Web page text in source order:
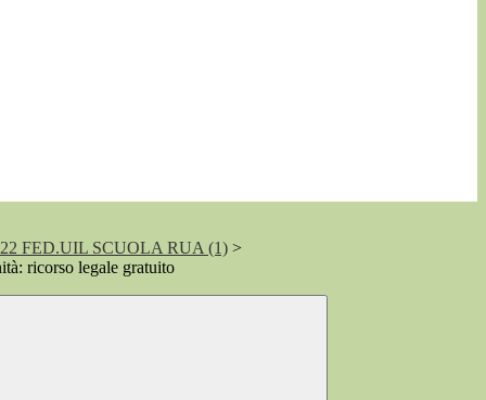
FED.UIL SCUOLA RUA (1) >
ricorso legale gratuito